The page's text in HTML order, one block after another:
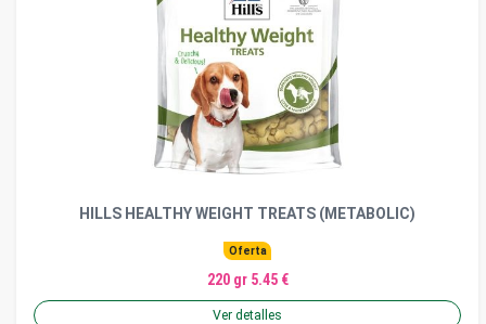
HILLS HEALTHY WEIGHT TREATS (METABOLIC)
Oferta
220 gr 5.45 €
Ver detalles